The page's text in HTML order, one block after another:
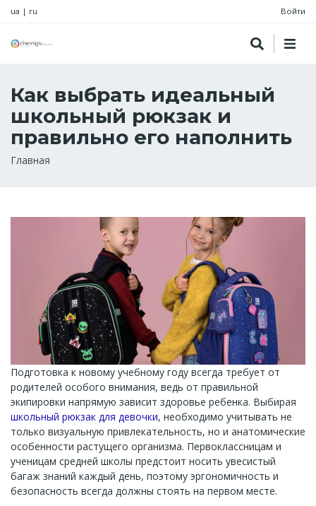
ua | ru Войти
Как выбрать идеальный
школьный рюкзак и
правильно его наполнить
Строка
Главная
Подготовка к новому учебному году всегда требует от
родителей особого внимания, ведь от правильной
экипировки напрямую зависит здоровье ребенка. Выбирая
школьный рюкзак для девочки, необходимо учитывать не
только визуальную привлекательность, но и анатомические
особенности растущего организма. Первоклассницам и
ученицам средней школы предстоит носить увесистый
багаж знаний каждый день, поэтому эргономичность и
безопасность всегда должны стоять на первом месте.